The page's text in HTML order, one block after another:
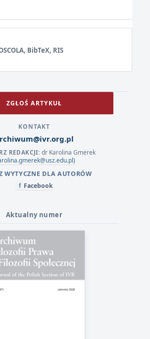
BibTeX, RIS
ZGŁOŚ ARTYKUŁ
KONTAKT
REDAKCJI: dr Karolina Gmerek
WYTYCZNE DLA AUTORÓW
f Facebook
Aktualny numer